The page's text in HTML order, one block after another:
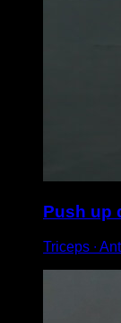
Push up
Triceps ∙